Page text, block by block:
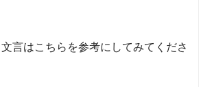
言はこちらを参考にしてみてくださ